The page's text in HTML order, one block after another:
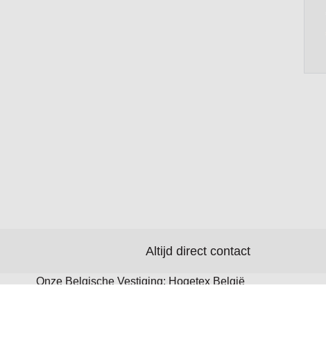
Altijd direct contact
Onze Belgische Vestiging: Hogetex België